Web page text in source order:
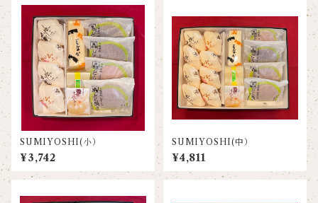
SUMIYOSHI(小）
¥3,742
SUMIYOSHI(中）
¥4,811